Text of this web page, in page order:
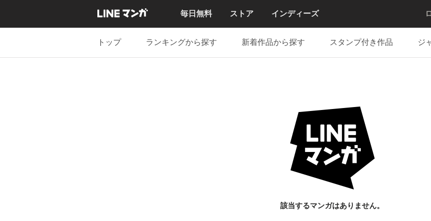
毎日無料 ストア インディーズ
トップ ランキングから探す 新着作品から探す スタンプ付き作品 ジ
該当するマンガはありません。